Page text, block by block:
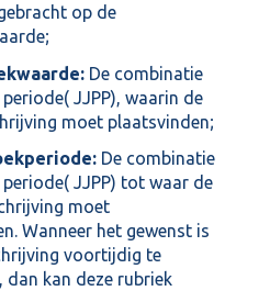
op de
De combinatie
JJPP), waarin de
moet plaatsvinden;
De combinatie
JJPP) tot waar de
moet
Wanneer het gewenst is
voortijdig te
dan kan deze rubriek